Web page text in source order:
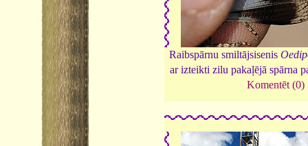
Raibspārnu smiltājsisenis
ar izteikti zilu pakaļējā spārna
Komentēt (0)